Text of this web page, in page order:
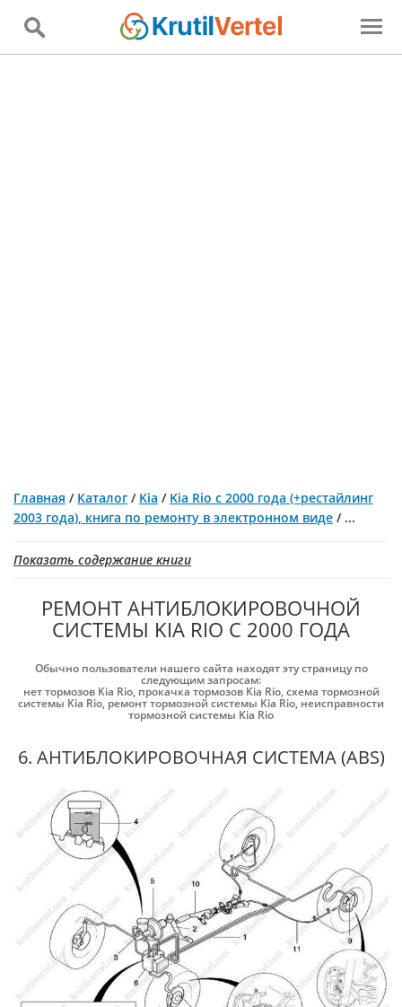
Главная / Каталог / Kia / Kia Rio с 2000 года (+рестайлинг
2003 года), книга по ремонту в электронном виде / ...
Показать содержание книги
РЕМОНТ АНТИБЛОКИРОВОЧНОЙ
СИСТЕМЫ KIA RIO С 2000 ГОДА
Обычно пользователи нашего сайта находят эту страницу по
следующим запросам:
нет тормозов Kia Rio, прокачка тормозов Kia Rio,схема тормозной
системы Kia Rio, ремонт тормозной системы Kia Rio, неисправности
тормозной системы Kia Rio
6. АНТИБЛОКИРОВОЧНАЯ СИСТЕМА (ABS)